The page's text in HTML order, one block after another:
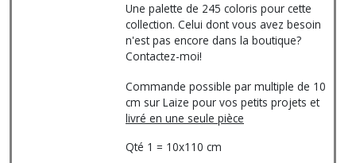
Une palette de 245 coloris pour cette
collection. Celui dont vous avez besoin
n'est pas encore dans la boutique?
Contactez-moi!
Commande possible par multiple de 10
cm sur Laize pour vos petits projets et
livré en une seule pièce
Qté 1 = 10x110 cm